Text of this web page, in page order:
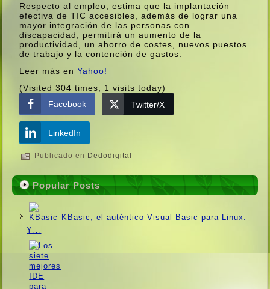
Respecto al empleo, estima que la implantación
efectiva de TIC accesibles, además de lograr una
mayor integración de las personas con
discapacidad, permitirá un aumento de la
productividad, un ahorro de costes, nuevos puestos
de trabajo y la contención de gastos.
Leer más enYahoo!
(Visited 304 times, 1 visits today)
Facebook
Twitter/X
LinkedIn
Publicado en Dedodigital
Popular Posts
KBasic, el auténtico Visual Basic para Linux.
Y…